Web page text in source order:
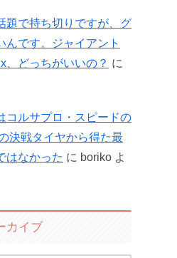
題で持ち切りですが、グ
んです。ジャイアント
、どっちがいいの？ に
コルサプロ・スピードの
決戦タイヤから得た最
はなかった に boriko よ
カイブ